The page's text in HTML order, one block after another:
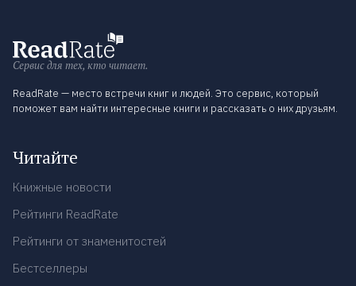
Сервис для тех, кто читает.
ReadRate — место встречи книг и людей. Это сервис, который
поможет вам найти интересные книги и рассказать о них друзьям.
Читайте
Книжные новости
Рейтинги ReadRate
Рейтинги от знаменитостей
Бестселлеры